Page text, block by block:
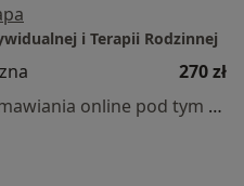
i Terapii Rodzinnej
270 zł
Specjalista nie oferuje umawiania online pod tym adresem.